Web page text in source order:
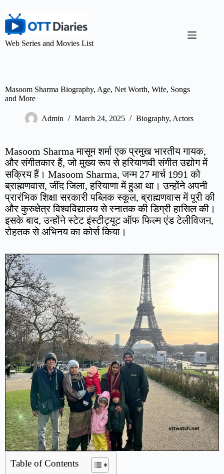
Web Series and Movies List
Masoom Sharma Biography, Age, Net Worth, Wife, Songs
and More
Admin March 24, 2025 Biography, Actors
Masoom Sharma मासूम शर्मा एक प्रमुख भारतीय गायक,
और संगीतकार हैं, जो मुख्य रूप से हरियाणवी संगीत उद्योग में
सक्रिय हैं। Masoom Sharma, जन्म 27 मार्च 1991 को
ब्राह्मणवास, जींद जिला, हरियाणा में हुआ था। उन्होंने अपनी
प्रारंभिक शिक्षा सरकारी पब्लिक स्कूल, ब्राह्मणवास में पूरी की
और कुरुक्षेत्र विश्वविद्यालय से स्नातक की डिग्री हासिल की।
इसके बाद, उन्होंने स्टेट इंस्टीट्यूट ऑफ फिल्म एंड टेलीविजन,
रोहतक से अभिनय का कोर्स किया।
Table of Contents